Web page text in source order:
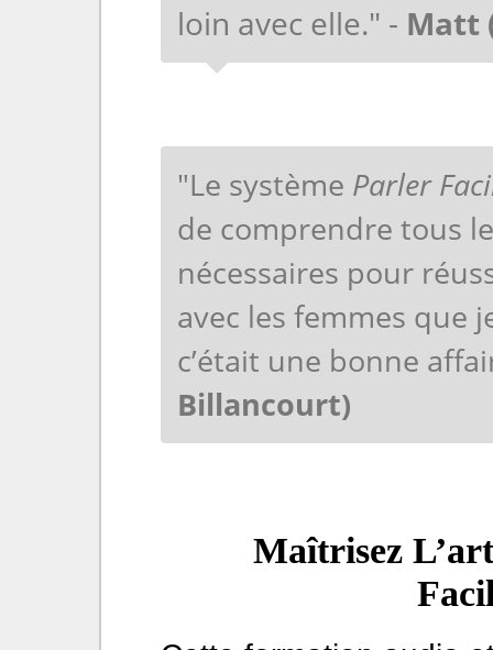
loin avec elle." - Matt
"Le système Parler
de comprendre tous
nécessaires pour
avec les femmes que
c’était une bonne
Billancourt)
Maîtrisez